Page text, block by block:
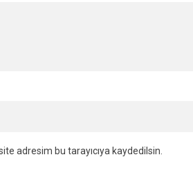
adresim bu tarayıcıya kaydedilsin.